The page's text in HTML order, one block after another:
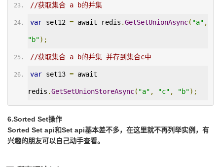
//获取集合 a b的并集
var set12 = await redis .GetSetUnionAsync( "a" ,
"b");
//获取集合 a b的并集 并存到集合c中
var set13 = await
redis .GetSetUnionStoreAsync( "a" , "c" , "b");
6.Sorted Set操作
Sorted Set api和Set api基本差不多，在这里就不再列举实例，有
兴趣的朋友可以自己动手查看。